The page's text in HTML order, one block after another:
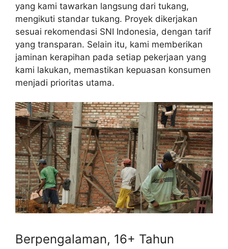
yang kami tawarkan langsung dari tukang,
mengikuti standar tukang. Proyek dikerjakan
sesuai rekomendasi SNI Indonesia, dengan tarif
yang transparan. Selain itu, kami memberikan
jaminan kerapihan pada setiap pekerjaan yang
kami lakukan, memastikan kepuasan konsumen
menjadi prioritas utama.
Berpengalaman, 16+ Tahun